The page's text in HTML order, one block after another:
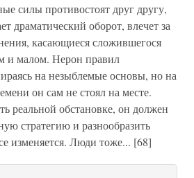
силы противостоят друг другу,
драматический оборот, влечет за
касающиеся сложившегося
и малом. Нерон правил
на незыблемые основы, но на
он сам не стоял на месте.
реальной обстановке, он должен
стратегию и разнообразить
изменяется. Люди тоже... [68]